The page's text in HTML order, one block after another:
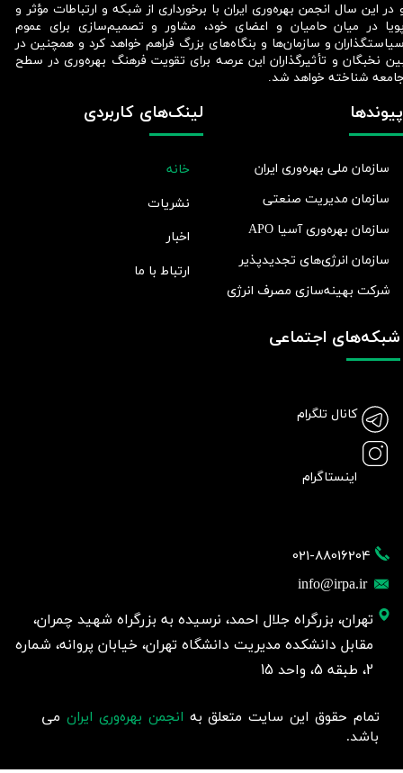
021-88016204
info@irpa.ir
تهران، بزرگراه جلال احمد، نرسیده به بزرگراه شهید چمران،
مقابل دانشکده مدیریت دانشگاه تهران، خیابان پروانه، شماره
2، طبقه 5، واحد 15
لینک‌های کاربردی
خانه
نشریات
اخبار
ارتباط با ما
پیوندها
سازمان ملی بهره‌وری ایران
سازمان مدیریت صنعتی
سازمان بهره‌وری آسیا APO
سازمان انرژی‌های تجدیدپذیر
شرکت بهينه‌سازی مصرف انرژی
شبکه‌های اجتماعی
کانال تلگرام
اینستاگرام
تمام حقوق این سایت متعلق به انجمن بهره‌وری ایران می
باشد.
در این سال انجمن بهره‌وری ایران با برخورداری از شبکه و ارتباطات مؤثر و
در میان حامیان و اعضای خود، مشاور و تصمیم‌سازی برای عموم
و سازمان‌ها و بنگاه‌های بزرگ فراهم خواهد کرد و همچنین در
نخبگان و تأثیرگذاران این عرصه برای تقویت فرهنگ بهره‌وری در سطح
شناخته خواهد شد.​​​​​​​